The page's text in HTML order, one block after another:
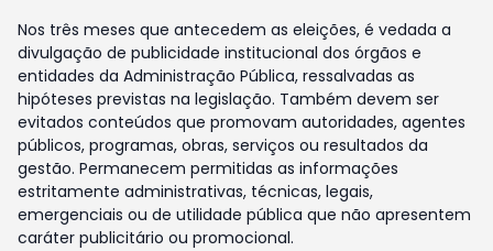
Nos três meses que antecedem as eleições, é vedada a
divulgação de publicidade institucional dos órgãos e
entidades da Administração Pública, ressalvadas as
hipóteses previstas na legislação. Também devem ser
evitados conteúdos que promovam autoridades, agentes
públicos, programas, obras, serviços ou resultados da
gestão. Permanecem permitidas as informações
estritamente administrativas, técnicas, legais,
emergenciais ou de utilidade pública que não apresentem
caráter publicitário ou promocional.